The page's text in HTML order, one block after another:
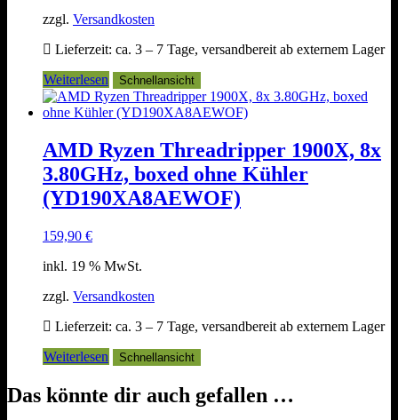
zzgl. Versandkosten
Lieferzeit: ca. 3 – 7 Tage, versandbereit ab externem Lager
Weiterlesen
Schnellansicht
AMD Ryzen Threadripper 1900X, 8x
3.80GHz, boxed ohne Kühler
(YD190XA8AEWOF)
159,90 €
inkl. 19 % MwSt.
zzgl. Versandkosten
Lieferzeit: ca. 3 – 7 Tage, versandbereit ab externem Lager
Weiterlesen
Schnellansicht
Das könnte dir auch gefallen …